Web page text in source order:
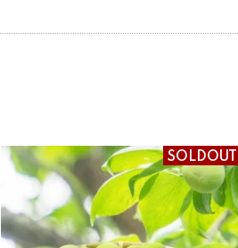
SOLDOUT